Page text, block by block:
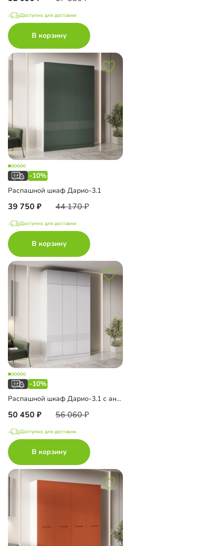
Доступно для доставки
В корзину
-10%
Распашной шкаф Дарио-3.1
39 750 44 170
Доступно для доставки
В корзину
-10%
Распашной шкаф Дарио-3.1 с антресолью
50 450 56 060
Доступно для доставки
В корзину